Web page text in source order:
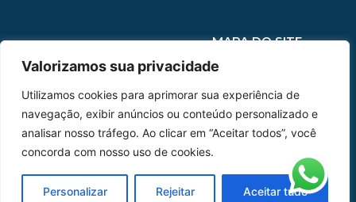
Valorizamos sua privacidade
Utilizamos cookies para aprimorar sua experiência de
navegação, exibir anúncios ou conteúdo personalizado e
analisar nosso tráfego. Ao clicar em “Aceitar todos”, você
concorda com nosso uso de cookies.
Personalizar Rejeitar Aceitar tudo
MAPA DO SITE
Home
Catálogo de Aplicações
Oficina de Mangueiras